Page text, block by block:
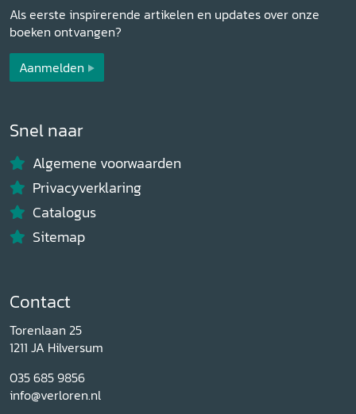
Als eerste inspirerende artikelen en updates over onze
boeken ontvangen?
Aanmelden
Snel naar
Algemene voorwaarden
Privacyverklaring
Catalogus
Sitemap
Contact
Torenlaan 25
1211 JA Hilversum
035 685 9856
info@verloren.nl